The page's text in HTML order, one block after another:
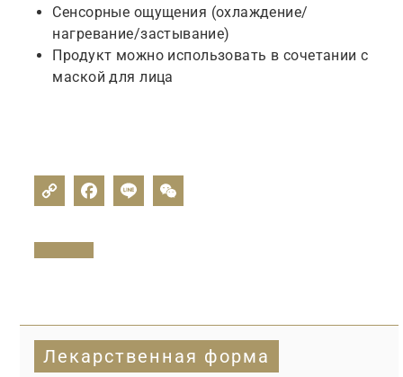
Сенсорные ощущения (охлаждение/
нагревание/застывание)
Продукт можно использовать в сочетании с
маской для лица
Лекарственная форма